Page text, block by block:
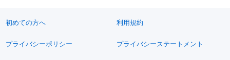
初めての方へ 利用規約
プライバシーポリシー プライバシーステートメント